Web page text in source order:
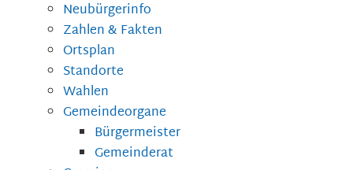
Neubürgerinfo
Zahlen & Fakten
Ortsplan
Standorte
Wahlen
Gemeindeorgane
Bürgermeister
Gemeinderat